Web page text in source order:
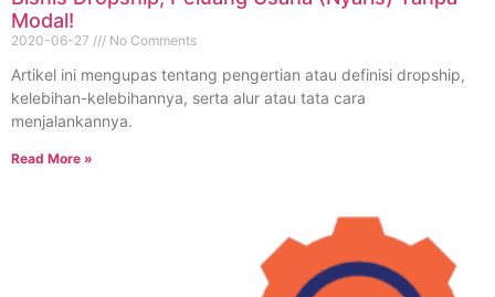
Modal!
2020-06-27 No Comments
Artikel ini mengupas tentang pengertian atau definisi dropship,
kelebihan-kelebihannya, serta alur atau tata cara
menjalankannya.
Read More »